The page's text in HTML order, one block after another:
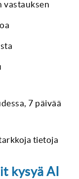
vastauksen
7 päivää
tietoja
kysyä AI